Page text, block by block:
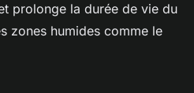
prolonge la durée de vie du
zones humides comme le